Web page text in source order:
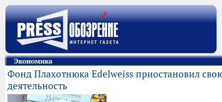
Экономика
Фонд Плахотнюка Edelweiss приостановил
деятельность